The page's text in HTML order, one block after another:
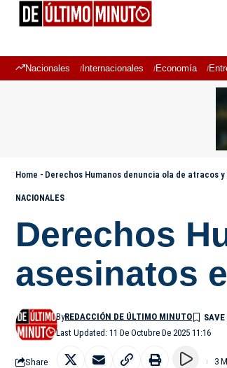
Nacionales Internacionales Economía
Home - Derechos Humanos denuncia ola de atracos
NACIONALES
Derechos
asesinatos
Last Updated: 11 De Octubre De 2025 11:16
ByREDACCIÓN DE ÚLTIMO MINUTO
Share 3